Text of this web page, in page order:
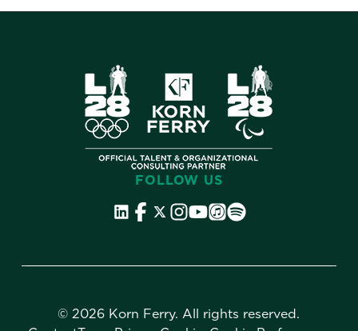
FOLLOW US
© 2026 Korn Ferry. All rights reserved.